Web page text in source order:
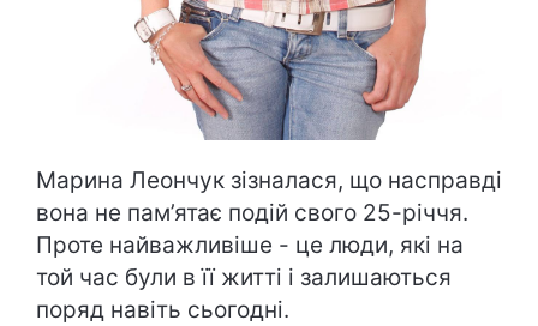
Марина Леончук зізналася, що насправді
вона не пам’ятає подій свого 25-річчя.
Проте найважливіше - це люди, які на
той час були в її житті і залишаються
поряд навіть сьогодні.